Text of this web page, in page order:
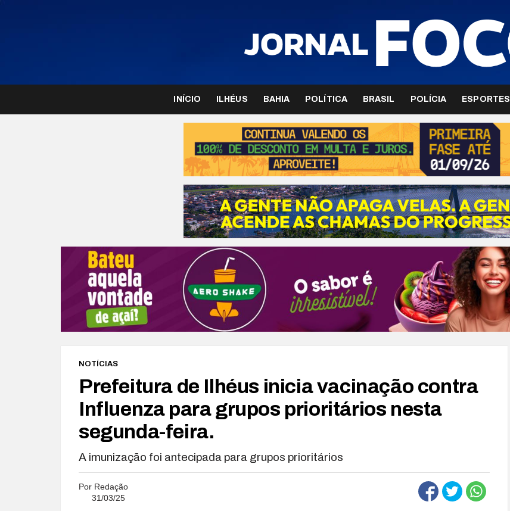
INÍCIO ILHÉUS BAHIA POLÍTICA BRASIL POLÍCIA ESPORTES
NOTÍCIAS
Prefeitura de Ilhéus inicia vacinação contra
Influenza para grupos prioritários nesta
segunda-feira.
A imunização foi antecipada para grupos prioritários
Por Redação
31/03/25